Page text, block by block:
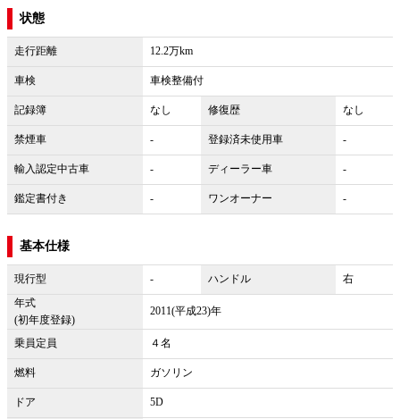
状態
走行距離 12.2万km
車検 車検整備付
記録簿 なし 修復歴 なし
禁煙車 - 登録済未使用車 -
輸入認定中古車 - ディーラー車 -
鑑定書付き - ワンオーナー -
基本仕様
現行型 - ハンドル
右
年式
(初年度登録)
2011(平成23)年
乗員定員 ４名
燃料 ガソリン
ドア
5D